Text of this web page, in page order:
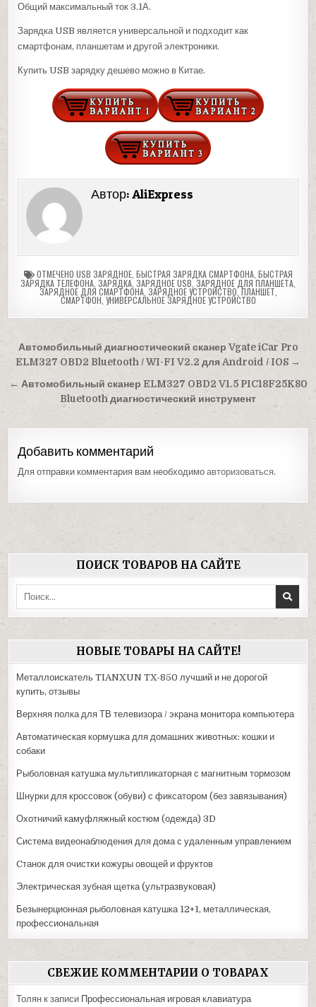
Общий максимальный ток 3.1А.
Зарядка USB является универсальной и подходит как
смартфонам, планшетам и другой электроники.
Купить USB зарядку дешево можно в Китае.
Автор:AliExpress
ОТМЕЧЕНО USB ЗАРЯДНОЕ, БЫСТРАЯ ЗАРЯДКА СМАРТФОНА, БЫСТРАЯ
ЗАРЯДКА ТЕЛЕФОНА, ЗАРЯДКА, ЗАРЯДНОЕ USB, ЗАРЯДНОЕ ДЛЯ ПЛАНШЕТА,
ЗАРЯДНОЕ ДЛЯ СМАРТФОНА, ЗАРЯДНОЕ УСТРОЙСТВО, ПЛАНШЕТ,
СМАРТФОН, УНИВЕРСАЛЬНОЕ ЗАРЯДНОЕ УСТРОЙСТВО
Навигация
по
записям
Автомобильный диагностический сканер Vgate iCar Pro
ELM327 OBD2 Bluetooth / WI-FI V2.2 для Android / IOS →
← Автомобильный сканер ELM327 OBD2 V1.5 PIC18F25K80
Bluetooth диагностический инструмент
Добавить комментарий
Для отправки комментария вам необходимоавторизоваться.
ПОИСК ТОВАРОВ НА САЙТЕ
НОВЫЕ ТОВАРЫ НА САЙТЕ!
Металлоискатель TIANXUN TX-850 лучший и не дорогой
купить, отзывы
Верхняя полка для ТВ телевизора / экрана монитора компьютера
Автоматическая кормушка для домашних животных: кошки и
собаки
Рыболовная катушка мультипликаторная с магнитным тормозом
Шнурки для кроссовок (обуви) с фиксатором (без завязывания)
Охотничий камуфляжный костюм (одежда) 3D
Система видеонаблюдения для дома с удаленным управлением
Cтанок для очистки кожуры овощей и фруктов
Электрическая зубная щетка (ультразвуковая)
Безынерционная рыболовная катушка 12+1, металлическая,
профессиональная
СВЕЖИЕ КОММЕНТАРИИ О ТОВАРАХ
Толян к записи Профессиональная игровая клавиатура